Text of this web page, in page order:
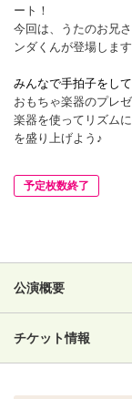
ート！
今回は、うたのお兄
ンダくんが登場しま
みんなで手拍子をし
おもちゃ楽器のプレ
楽器を使ってリズム
を盛り上げよう♪
予定枚数終了
公演概要
チケット情報